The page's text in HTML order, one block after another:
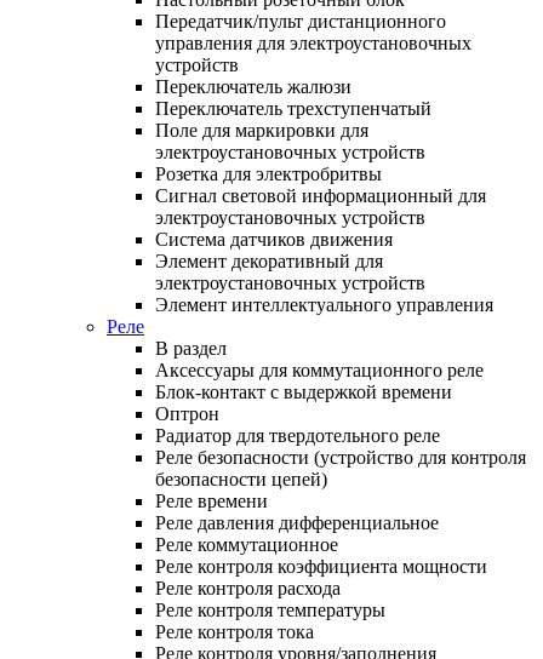
Передатчик/пульт дистанционного
управления для электроустановочных
устройств
Переключатель жалюзи
Переключатель трехступенчатый
Поле для маркировки для
электроустановочных устройств
Розетка для электробритвы
Сигнал световой информационный для
электроустановочных устройств
Система датчиков движения
Элемент декоративный для
электроустановочных устройств
Элемент интеллектуального управления
Реле
В раздел
Аксессуары для коммутационного реле
Блок-контакт с выдержкой времени
Оптрон
Радиатор для твердотельного реле
Реле безопасности (устройство для контроля
безопасности цепей)
Реле времени
Реле давления дифференциальное
Реле коммутационное
Реле контроля коэффициента мощности
Реле контроля расхода
Реле контроля температуры
Реле контроля тока
Реле контроля уровня/заполнения